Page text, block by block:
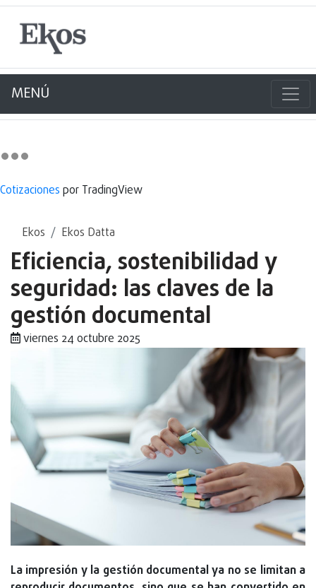
MENÚ
Cotizaciones por TradingView
Ekos Ekos Datta
Eficiencia, sostenibilidad y
seguridad: las claves de la
gestión documental
viernes 24 octubre 2025
La impresión y la gestión documental ya no se limitan a